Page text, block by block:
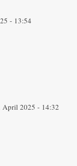
- 13:54
April 2025 - 14:32